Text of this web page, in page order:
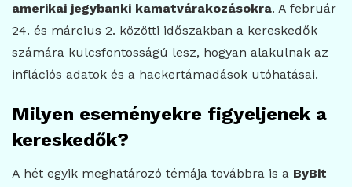
amerikai jegybanki kamatvárakozásokra. A február
24. és március 2. közötti időszakban a kereskedők
számára kulcsfontosságú lesz, hogyan alakulnak az
inflációs adatok és a hackertámadások utóhatásai.
Milyen eseményekre figyeljenek a
kereskedők?
A hét egyik meghatározó témája továbbra is a ByBit